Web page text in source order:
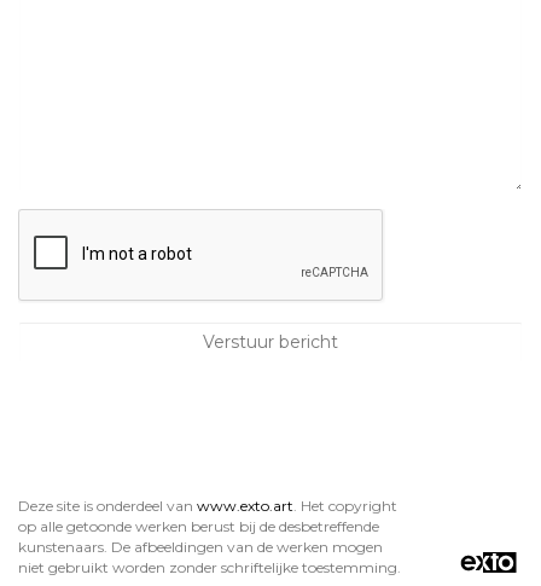
Deze site is onderdeel van www.exto.art. Het copyright
op alle getoonde werken berust bij de desbetreffende
kunstenaars. De afbeeldingen van de werken mogen
niet gebruikt worden zonder schriftelijke toestemming.